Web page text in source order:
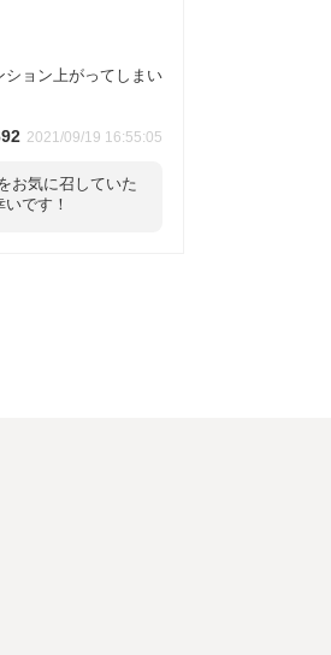
ション上がってしまい
2021/09/19 16:55:05
お気に召していた
です！